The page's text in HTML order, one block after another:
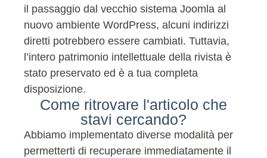
il passaggio dal vecchio sistema Joomla al
nuovo ambiente WordPress, alcuni indirizzi
diretti potrebbero essere cambiati. Tuttavia,
l’intero patrimonio intellettuale della rivista è
stato preservato ed è a tua completa
disposizione.
Come ritrovare l'articolo che
stavi cercando?
Abbiamo implementato diverse modalità per
permetterti di recuperare immediatamente il